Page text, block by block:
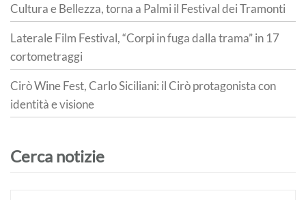
Cultura e Bellezza, torna a Palmi il Festival dei Tramonti
Laterale Film Festival, “Corpi in fuga dalla trama” in 17
cortometraggi
Cirò Wine Fest, Carlo Siciliani: il Cirò protagonista con
identità e visione
Cerca notizie